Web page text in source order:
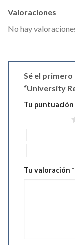
Valoraciones
No hay
Sé el primero
“University
Tu puntuación
Tu valoración *